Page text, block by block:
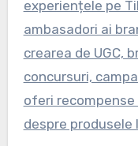
experiențele pe
ambasadori ai
crearea de UGC,
concursuri,
oferi
despre produsele